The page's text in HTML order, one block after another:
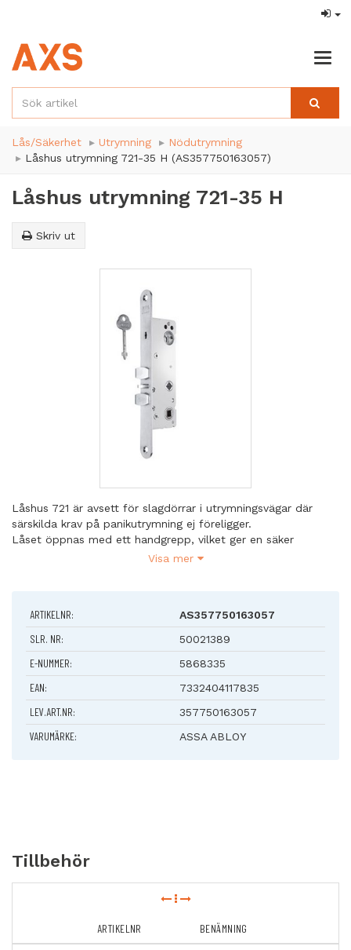
Lås/Säkerhet Utrymning
Nödutrymning
Låshus utrymning 721-35 H (AS357750163057)
Låshus utrymning 721-35 H
Skriv ut
Låshus 721 är avsett för slagdörrar i utrymningsvägar där
särskilda krav på panikutrymning ej föreligger.
Låset öppnas med ett handgrepp, vilket ger en säker
Kan erhållas i mikroutförande
Certifierat enligt SS-EN 12209
Låshus 721-50/70 och 721-35 i kombination med
nödutrymningsbeslag 179A/179A-2 respektive 179A S4/179A-2
S4 är certifierade enligt SS-EN 179
Låshus med förreglad cylinderfall och tryckesfall
Cylinderfall kan ställas upp med uppställningsnyckel
90-graders nyckelvridning
Tryckesfall ger brandigenhållning
Tryckesroddare drar in tryckesfall
Ej Vändbar!
Visa mer
ARTIKELNR: AS357750163057
SLR. NR: 50021389
E-NUMMER: 5868335
EAN: 7332404117835
LEV.ART.NR: 357750163057
VARUMÄRKE: ASSA ABLOY
Tillbehör
ARTIKELNR BENÄMNING